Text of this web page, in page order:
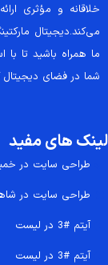
خلاقانه و مؤثری
می‌کند.دیجیتال
ما همراه باشید تا با
شما در فضای
لینک های مفید
طراحی سایت در
طراحی سایت در
آیتم #3 در لیست
آیتم #3 در لیست